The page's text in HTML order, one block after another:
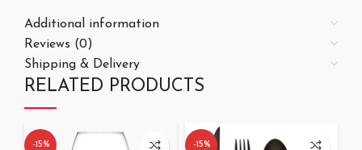
Additional information
Reviews (0)
Shipping & Delivery
RELATED PRODUCTS
-15% -15%